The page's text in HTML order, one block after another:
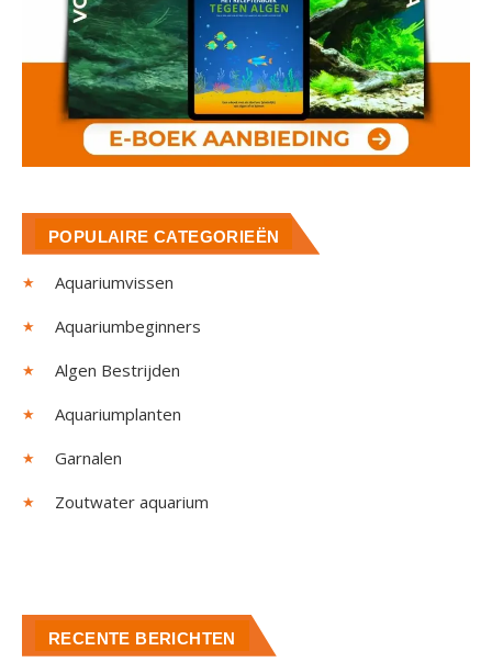
POPULAIRE CATEGORIEËN
Aquariumvissen
Aquariumbeginners
Algen Bestrijden
Aquariumplanten
Garnalen
Zoutwater aquarium
RECENTE BERICHTEN